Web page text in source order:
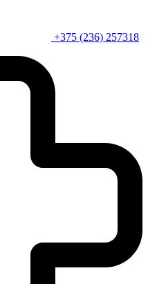
+375 (236) 257318